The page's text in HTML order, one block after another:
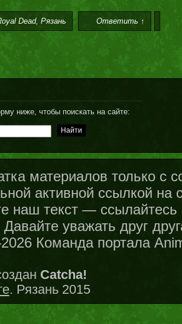
Dead, Рязань Ответить ↑
ниже, чтобы поискать на сайте:
материалов только с
активной ссылкой на
наш текст —
уважать друг
Команда портала
Catcha!
. Рязань 2015